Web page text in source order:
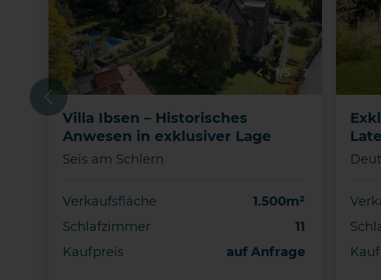
Previous
1/5
Villa Ibsen – Historisches
Anwesen in exklusiver Lage
Seis am Schlern
Verkaufsfläche
1.500m²
Schlafzimmer
11
Kaufpreis
auf Anfrage